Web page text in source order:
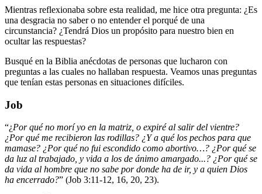
Mientras reflexionaba sobre esta realidad, me hice otra pregunta: ¿Es
una desgracia no saber o no entender el porqué de una
circunstancia? ¿Tendrá Dios un propósito para nuestro bien en
ocultar las respuestas?
Busqué en la Biblia anécdotas de personas que lucharon con
preguntas a las cuales no hallaban respuesta. Veamos unas preguntas
que tenían estas personas en situaciones difíciles.
Job
“¿Por qué no morí yo en la matriz, o expiré al salir del vientre?
¿Por qué me recibieron las rodillas? ¿Y a qué los pechos para que
mamase? ¿Por qué no fui escondido como abortivo…? ¿Por qué se
da luz al trabajado, y vida a los de ánimo amargado...? ¿Por qué se
da vida al hombre que no sabe por donde ha de ir, y a quien Dios
ha encerrado?” (Job 3:11-12, 16, 20, 23).